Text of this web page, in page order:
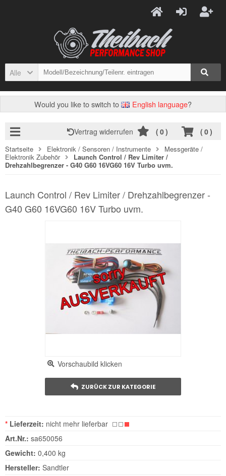
Alle
Would you like to switch to English language?
( 0)
Vertrag widerrufen ( 0)
Startseite Elektronik / Sensoren / Instrumente
Messgeräte /
Elektronik Zubehör
Launch Control / Rev Limiter /
Drehzahlbegrenzer - G40 G60 16VG60 16V Turbo uvm.
Launch Control / Rev Limiter / Drehzahlbegrenzer -
G40 G60 16VG60 16V Turbo uvm.
Vorschaubild klicken
ZURÜCK ZUR KATEGORIE
* Lieferzeit: nicht mehr lieferbar
Art.Nr.: sa650056
Gewicht: 0,400 kg
Hersteller: Sandtler